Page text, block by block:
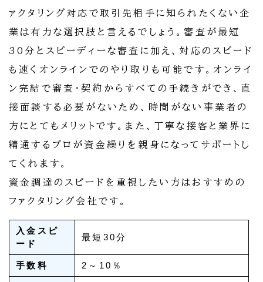
ァクタリング対応で取引先相手に知られたくない企
業は有力な選択肢と言えるでしょう。審査が最短
30分とスピーディーな審査に加え、対応のスピード
も速くオンラインでのやり取りも可能です。オンライ
ン完結で審査・契約からすべての手続きができ、直
接面談する必要がないため、時間がない事業者の
方にとてもメリットです。また、丁寧な接客と業界に
精通するプロが資金繰りを親身になってサポートし
てくれます。
資金調達のスピードを重視したい方はおすすめの
ファクタリング会社です。
入金スピ
ード
最短30分
手数料 2～10％